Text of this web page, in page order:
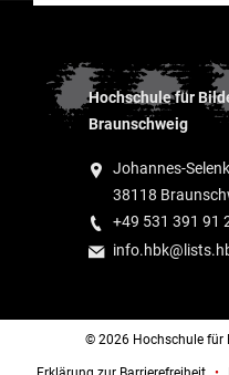
Hochschule für
Braunschweig
Johannes-
38118
+49 531 391 91
© 2026 Hochschule für